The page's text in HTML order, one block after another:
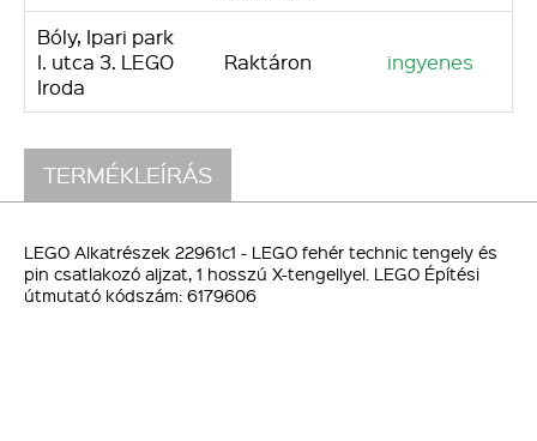
Bóly, Ipari park
I. utca 3. LEGO
Iroda
Raktáron ingyenes
TERMÉKLEÍRÁS
LEGO Alkatrészek 22961c1 - LEGO fehér technic tengely és
pin csatlakozó aljzat, 1 hosszú X-tengellyel. LEGO Építési
útmutató kódszám: 6179606